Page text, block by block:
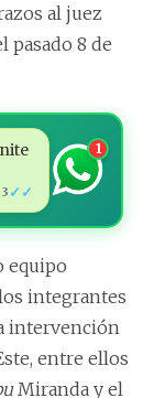
al juez
pasado 8 de
✓✓
1
equipo
integrantes
intervención
entre ellos
Miranda y el